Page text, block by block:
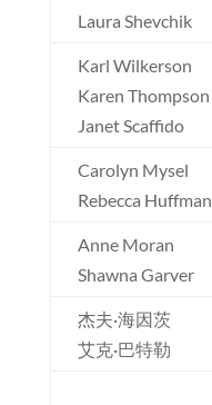
Laura Shevchik
Karl Wilkerson
Karen Thompson
Janet Scaffido
Carolyn Mysel
Rebecca Huffman
Anne Moran
Shawna Garver
杰夫·海因茨
艾克·巴特勒